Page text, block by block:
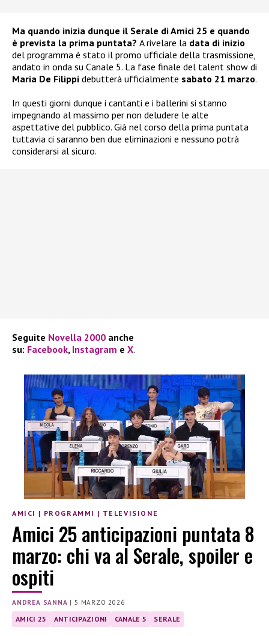
Ma quando inizia dunque il Serale di Amici 25 e quando
è prevista la prima puntata? A rivelare la data di inizio
del programma è stato il promo ufficiale della trasmissione,
andato in onda su Canale 5. La fase finale del talent show di
Maria De Filippi debutterà ufficialmente sabato 21 marzo.
In questi giorni dunque i cantanti e i ballerini si stanno
impegnando al massimo per non deludere le alte
aspettative del pubblico. Già nel corso della prima puntata
tuttavia ci saranno ben due eliminazioni e nessuno potrà
considerarsi al sicuro.
Seguite Novella 2000 anche
su: Facebook, Instagram e X.
AMICI | PROGRAMMI | TELEVISIONE
Amici 25 anticipazioni puntata 8
marzo: chi va al Serale, spoiler e
ospiti
ANDREA SANNA |5 MARZO 2026
AMICI 25 ANTICIPAZIONI CANALE 5 SERALE